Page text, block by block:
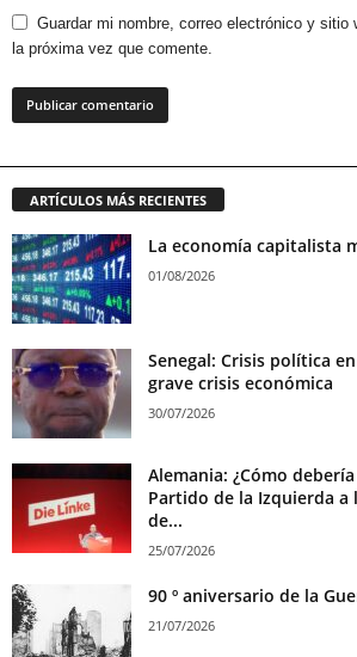
Guardar mi nombre, correo electrónico y sitio
la próxima vez que comente.
ARTÍCULOS MÁS RECIENTES
La economía capitalista
01/08/2026
Senegal: Crisis política
grave crisis económica
30/07/2026
Alemania: ¿Cómo
Partido de la Izquierda a
de...
25/07/2026
90 º aniversario de la
21/07/2026